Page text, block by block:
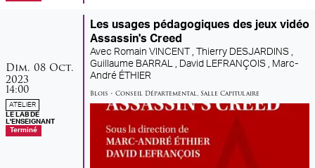
dimanche
Dim. 08 octobre
Oct.
2023
14:00
ATELIER
LE LAB DE
L'ENSEIGNANT
Terminé
Les usages pédagogiques des jeux vidéo
Assassin's Creed
Avec Romain VINCENT ,
Thierry DESJARDINS ,
Guillaume BARRAL , David LEFRANÇOIS , Marc-
André ÉTHIER
Blois • Conseil Départemental, Salle Capitulaire